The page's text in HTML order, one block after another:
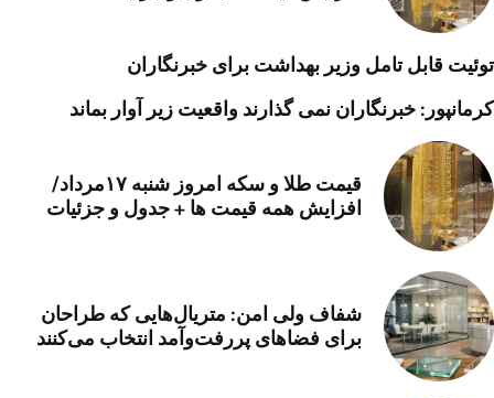
توئیت قابل تامل وزیر بهداشت برای خبرنگاران
کرمانپور: خبرنگاران نمی گذارند واقعیت زیر آوار بماند
قیمت طلا و سکه امروز شنبه ۱۷مرداد/
افزایش همه قیمت ها + جدول و جزئیات
شفاف ولی امن: متریال‌هایی که طراحان
برای فضاهای پررفت‌وآمد انتخاب می‌کنند